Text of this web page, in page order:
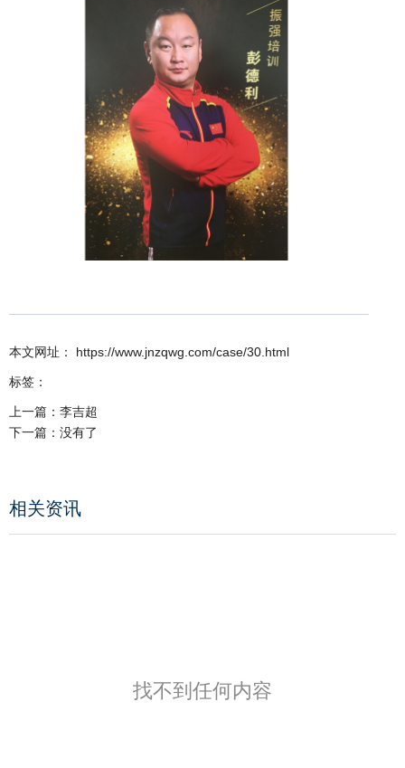
本文网址： https://www.jnzqwg.com/case/30.html
标签：
上一篇： 李吉超
下一篇： 没有了
相关资讯
找不到任何内容